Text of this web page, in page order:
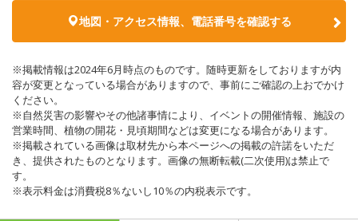
地図・アクセス情報、電話番号を確認する
※掲載情報は2024年6月時点のものです。随時更新をしておりますが内
容が変更となっている場合がありますので、事前にご確認の上おでかけ
ください。
※自然災害の影響やその他諸事情により、イベントの開催情報、施設の
営業時間、植物の開花・見頃期間などは変更になる場合があります。
※掲載されている画像は取材先から本ページへの掲載の許諾をいただ
き、提供されたものとなります。画像の無断転載(二次使用)は禁止で
す。
※表示料金は消費税8％ないし10％の内税表示です。